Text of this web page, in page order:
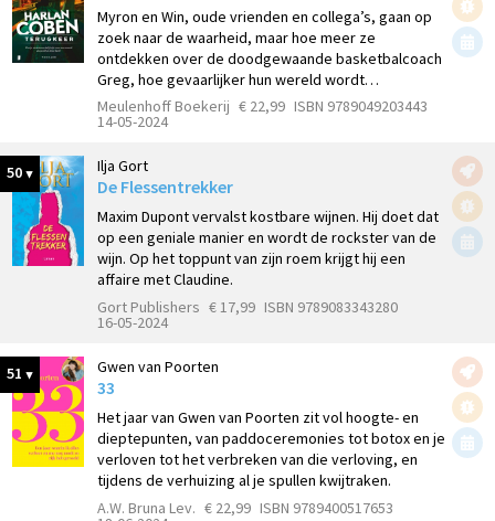
Myron en Win, oude vrienden en collega’s, gaan op
zoek naar de waarheid, maar hoe meer ze
ontdekken over de doodgewaande basketbalcoach
Greg, hoe gevaarlijker hun ­wereld wordt…
Meulenhoff Boekerij € 22,99 ISBN 9789049203443
14-05-2024
50 Ilja Gort
De Flessentrekker
Maxim Dupont vervalst kostbare wijnen. Hij doet dat
op een geniale manier en wordt de rockster van de
wijn. Op het toppunt van zijn roem krijgt hij een
affaire met Claudine.
Gort Publishers € 17,99 ISBN 9789083343280
16-05-2024
51 Gwen van Poorten
33
Het jaar van Gwen van Poorten zit vol hoogte- en
dieptepunten, van paddoceremonies tot botox en je
verloven tot het verbreken van die verloving, en
tijdens de verhuizing al je spullen kwijtraken.
A.W. Bruna Lev. € 22,99 ISBN 9789400517653